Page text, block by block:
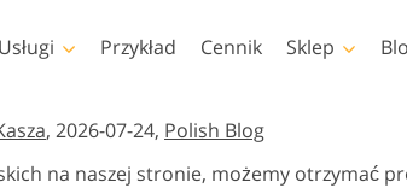
Usługi Przykład Cennik Sklep
Templates
, 2026-07-24, Polish Blog
na naszej stronie, możemy otrzymać